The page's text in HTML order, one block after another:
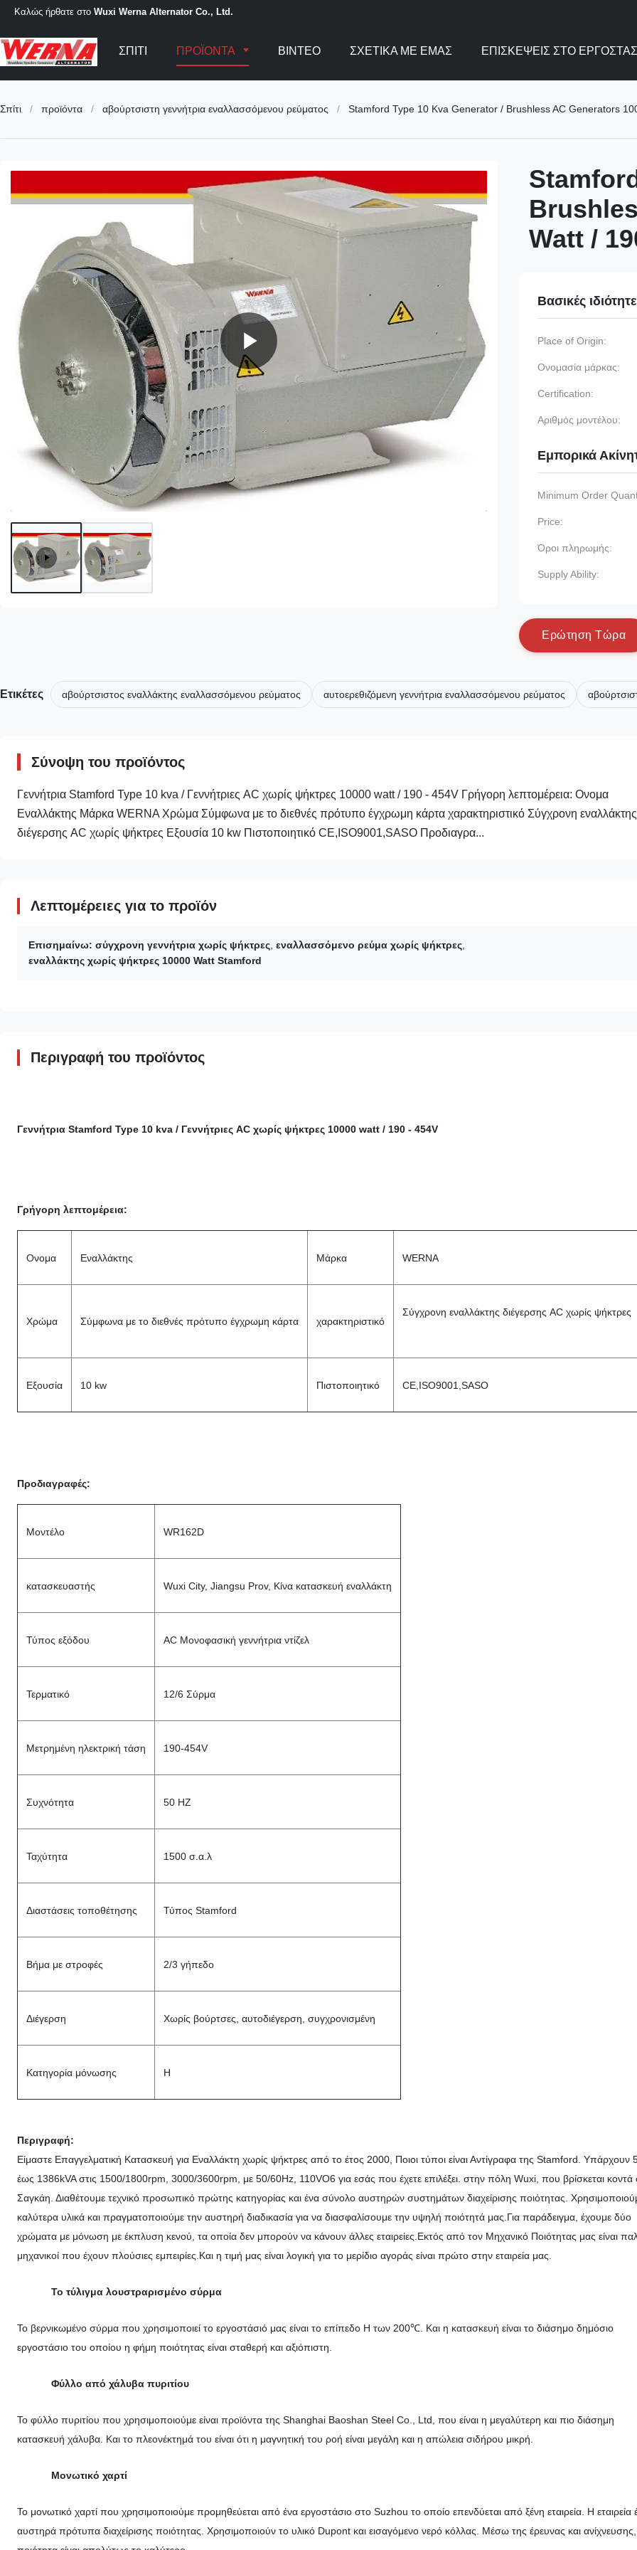
Καλώς ήρθατε στο Wuxi Werna Alternator Co., Ltd.
ΣΠΊΤΙ ΠΡΟΪΌΝΤΑ ΒΊΝΤΕΟ ΣΧΕΤΙΚΆ ΜΕ ΕΜΆΣ ΕΠΙΣΚΈΨΕΙΣ ΣΤΟ
Σπίτι / προϊόντα / αβούρτσιστη γεννήτρια εναλλασσόμενου ρεύματος / Stamford Type 10 Kva Generator / Brushless AC Generators
Watt /
Βασικές
Place of Origin:
Ονομασία μάρκας:
Certification:
Αριθμός μοντέλου:
Εμπορικά
Minimum Order
Price:
Όροι πληρωμής:
Supply Ability:
Ερώτηση Τώρα
Ετικέτες αβούρτσιστος εναλλάκτης εναλλασσόμενου ρεύματος αυτοερεθιζόμενη γεννήτρια εναλλασσόμενου ρεύματος
Σύνοψη του προϊόντος
Γεννήτρια Stamford Type 10 kva / Γεννήτριες AC χωρίς ψήκτρες 10000 watt / 190 - 454V Γρήγορη λεπτομέρεια: Ονομα
Εναλλάκτης Μάρκα WERNA Χρώμα Σύμφωνα με το διεθνές πρότυπο έγχρωμη κάρτα χαρακτηριστικό Σύγχρονη εναλλάκτης
διέγερσης AC χωρίς ψήκτρες Εξουσία 10 kw Πιστοποιητικό CE,ISO9001,SASO Προδιαγρα...
Λεπτομέρειες για το προϊόν
Επισημαίνω: σύγχρονη γεννήτρια χωρίς ψήκτρες εναλλασσόμενο ρεύμα χωρίς ψήκτρες
εναλλάκτης χωρίς ψήκτρες 10000 Watt Stamford
Περιγραφή του προϊόντος
Γεννήτρια Stamford Type 10 kva / Γεννήτριες AC χωρίς ψήκτρες 10000 watt / 190 - 454V
Γρήγορη λεπτομέρεια:
Ονομα Εναλλάκτης Μάρκα WERNA
Χρώμα Σύμφωνα με το διεθνές πρότυπο έγχρωμη κάρτα χαρακτηριστικό
Σύγχρονη εναλλάκτης διέγερσης AC χωρίς ψήκτρες
Εξουσία 10 kw Πιστοποιητικό CE,ISO9001,SASO
Προδιαγραφές:
Μοντέλο WR162D
κατασκευαστής Wuxi City, Jiangsu Prov, Κίνα κατασκευή εναλλάκτη
Τύπος εξόδου AC Μονοφασική γεννήτρια ντίζελ
Τερματικό 12/6 Σύρμα
Μετρημένη ηλεκτρική τάση 190-454V
Συχνότητα 50 HZ
Ταχύτητα 1500 σ.α.λ
Διαστάσεις τοποθέτησης Τύπος Stamford
Βήμα με στροφές 2/3 γήπεδο
Διέγερση Χωρίς βούρτσες, αυτοδιέγερση, συγχρονισμένη
Κατηγορία μόνωσης H
Περιγραφή:
Είμαστε Επαγγελματική Κατασκευή για Εναλλάκτη χωρίς ψήκτρες από το έτος 2000, Ποιοι τύποι είναι Αντίγραφα της Stamford. Υπάρχουν
έως 1386kVA στις 1500/1800rpm, 3000/3600rpm, με 50/60Hz, 110VO6 για εσάς που έχετε επιλέξει. στην πόλη Wuxi, που βρίσκεται κοντά
Σαγκάη. Διαθέτουμε τεχνικό προσωπικό πρώτης κατηγορίας και ένα σύνολο αυστηρών συστημάτων διαχείρισης ποιότητας.
καλύτερα υλικά και πραγματοποιούμε την αυστηρή διαδικασία για να διασφαλίσουμε την υψηλή ποιότητά μας.Για παράδειγμα, έχουμε δύο
χρώματα με μόνωση με έκπλυση κενού, τα οποία δεν μπορούν να κάνουν άλλες εταιρείες.Εκτός από τον Μηχανικό Ποιότητας μας είναι
μηχανικοί που έχουν πλούσιες εμπειρίες.Και η τιμή μας είναι λογική για το μερίδιο αγοράς είναι πρώτο στην εταιρεία μας.
Το τύλιγμα λουστραρισμένο σύρμα
Το βερνικωμένο σύρμα που χρησιμοποιεί το εργοστάσιό μας είναι το επίπεδο H των 200℃. Και η κατασκευή είναι το διάσημο δημόσιο
εργοστάσιο του οποίου η φήμη ποιότητας είναι σταθερή και αξιόπιστη.
Φύλλο από χάλυβα πυριτίου
Το φύλλο πυριτίου που χρησιμοποιούμε είναι προϊόντα της Shanghai Baoshan Steel Co., Ltd, που είναι η μεγαλύτερη και πιο διάσημη
κατασκευή χάλυβα. Και το πλεονέκτημά του είναι ότι η μαγνητική του ροή είναι μεγάλη και η απώλεια σιδήρου μικρή.
Μονωτικό χαρτί
Το μονωτικό χαρτί που χρησιμοποιούμε προμηθεύεται από ένα εργοστάσιο στο Suzhou το οποίο επενδύεται από ξένη εταιρεία. Η εταιρεία
αυστηρά πρότυπα διαχείρισης ποιότητας. Χρησιμοποιούν το υλικό Dupont και εισαγόμενο νερό κόλλας. Μέσω της έρευνας και